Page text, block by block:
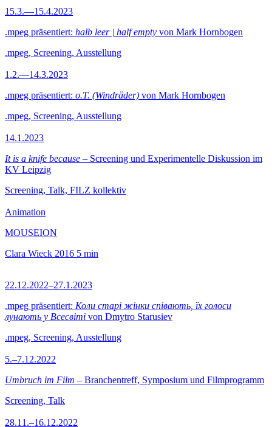
15.3.—15.4.2023
.mpeg präsentiert: halb leer | half empty von Mark Hornbogen
.mpeg, Screening, Ausstellung
1.2.—14.3.2023
.mpeg präsentiert: o.T. (Windräder) von Mark Hornbogen
.mpeg, Screening, Ausstellung
14.1.2023
It is a knife because – Screening und Experimentelle Diskussion im
KV Leipzig
Screening, Talk, FILZ kollektiv
Animation
MOUSEION
Clara Wieck 2016 5 min
22.12.2022–27.1.2023
.mpeg präsentiert: Коли старі жінки співають, їх голоси
лунають у Всесвіті von Dmytro Starusiev
.mpeg, Screening, Ausstellung
5.–7.12.2022
Umbruch im Film – Branchentreff, Symposium und Filmprogramm
Screening, Talk
28.11.–16.12.2022